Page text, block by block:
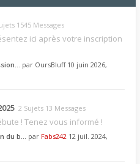
1545 Messages
ici après votre inscription
par OursBluff 10 juin 2026,
2 Sujets 13 Messages
! Tenez vous informé !
du b… par Fabs242 12 juil. 2024,